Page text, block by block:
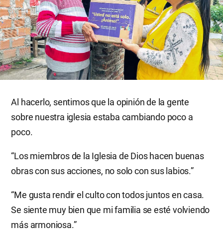
Al hacerlo, sentimos que la opinión de la gente
sobre nuestra iglesia estaba cambiando poco a
poco.
“Los miembros de la Iglesia de Dios hacen buenas
obras con sus acciones, no solo con sus labios.”
“Me gusta rendir el culto con todos juntos en casa.
Se siente muy bien que mi familia se esté volviendo
más armoniosa.”